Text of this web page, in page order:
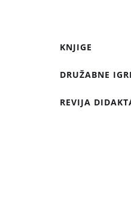
KNJIGE
DRUŽABNE
REVIJA